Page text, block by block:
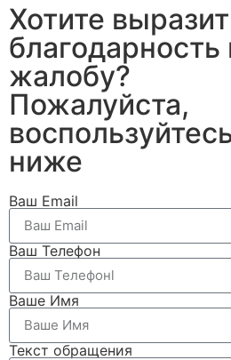
Хотите
благодарность
жалобу?
Пожалуйста,
ниже
Ваш Email
Ваш Телефон
Ваше Имя
Текст обращения